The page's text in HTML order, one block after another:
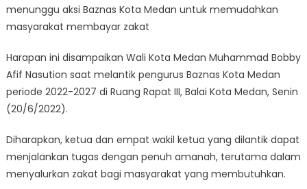
menunggu aksi Baznas Kota Medan untuk memudahkan
masyarakat membayar zakat
Harapan ini disampaikan Wali Kota Medan Muhammad Bobby
Afif Nasution saat melantik pengurus Baznas Kota Medan
periode 2022-2027 di Ruang Rapat III, Balai Kota Medan, Senin
(20/6/2022).
Diharapkan, ketua dan empat wakil ketua yang dilantik dapat
menjalankan tugas dengan penuh amanah, terutama dalam
menyalurkan zakat bagi masyarakat yang membutuhkan.